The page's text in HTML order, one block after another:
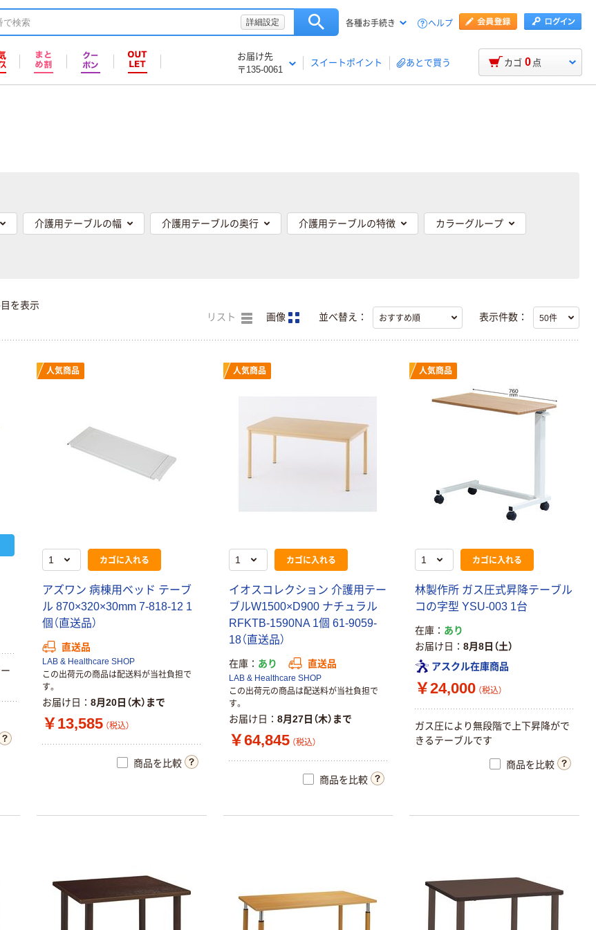
詳細設定 各種お手続き ヘルプ
お届け先
〒135-0061
スイートポイント あとで買う カゴ 0 点
介護用テーブルの幅 介護用テーブルの奥行 介護用テーブルの特徴 カラーグループ
を表示
リスト 画像 並べ替え： 表示件数：
人気商品
カゴに入れる
アズワン 病棟用ベッド テーブ
ル 870×320×30mm 7-818-12 1
個（直送品）
直送品
LAB & Healthcare SHOP
この出荷元の商品は配送料が当社負担で
す。
お届け日 8月20日（木）まで
￥13,585 （税込）
商品を比較
人気商品
カゴに入れる
イオスコレクション 介護用テー
ブルW1500×D900 ナチュラル
RFKTB-1590NA 1個 61-9059-
18（直送品）
在庫 あり 直送品
LAB & Healthcare SHOP
この出荷元の商品は配送料が当社負担で
す。
お届け日 8月27日（木）まで
￥64,845 （税込）
商品を比較
人気商品
カゴに入れる
林製作所 ガス圧式昇降テーブル
コの字型 YSU-003 1台
在庫
あり
お届け日
8月8日（土）
アスクル在庫商品
￥24,000 （税込）
ガス圧により無段階で上下昇降がで
きるテーブルです
商品を比較